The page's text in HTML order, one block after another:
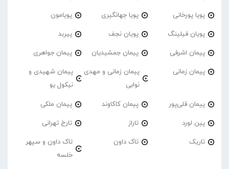
پویا پورخانی پویا جهانگیری پویامون
پویان فیلینگ پویان نجف پیربد
پیمان اشرفی پیمان جمشیدیان پیمان جواهری
پیمان زمانی
پیمان زمانی و مهدی
نوابی
پیمان شهیدی و
نیکول یو
پیمان قلی‌پور پیمان کاکاوند پیمان ملکی
پین لورد تاراز تارخ تهرانی
تاریک تاک داون
تاک داون و سپهر
خلسه